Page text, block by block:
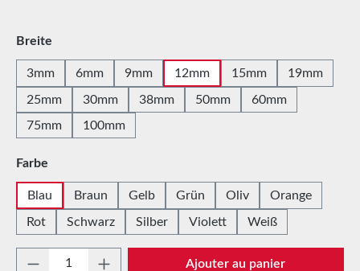
Sélectionnez
Breite
3mm 6mm 9mm 12mm 15mm 19mm
25mm 30mm 38mm 50mm
60mm
75mm
100mm
Sélectionnez
Farbe
Blau Braun Gelb Grün Oliv Orange
Rot Schwarz Silber Violett Weiß
Quantité de produit : Entrez la quantité
Ajouter au panier